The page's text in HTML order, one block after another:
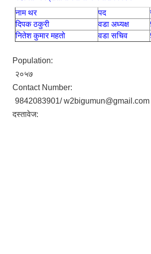
नाम थर
पद
दिपक ठकुरी
वडा अध्यक्ष
नितेश कुमार महतो
वडा सचिव
Population:
२०५७
Contact Number:
9842083901/ w2bigumun@gmail.com
दस्तावेज: